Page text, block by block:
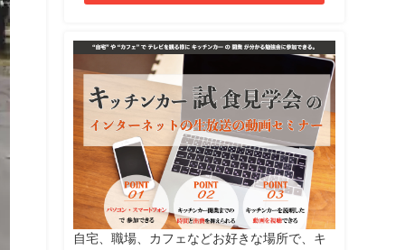
自宅、職場、カフェなどお好きな場所で、キ